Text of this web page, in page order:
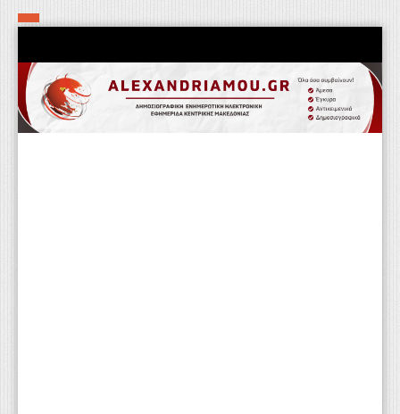
Αρχική
Τα εν δήμω εν οίκω
Πολιτιστικά-Εκκλησιαστικά